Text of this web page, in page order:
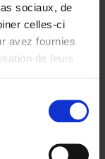
sociaux, de
celles-ci
avez fournies
de leurs
Building